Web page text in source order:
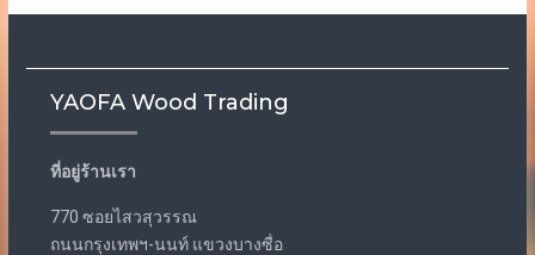
YAOFA Wood Trading
ที่อยู่ร้านเรา
770 ซอยไสวสุวรรณ
ถนนกรุงเทพฯ-นนท์ แขวงบางซื่อ